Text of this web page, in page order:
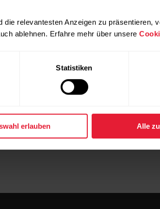
relevantesten Anzeigen zu präsentieren,
ablehnen. Erfahre mehr über unsere
Statistiken
erlauben Alle
Schritte.
Telefon blockiert, wenn du die
in der mobilen Polar Flow